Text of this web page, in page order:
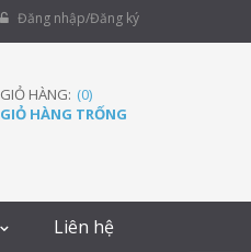
Đăng nhập/Đăng ký
GIỎ HÀNG: (0)
GIỎ HÀNG TRỐNG
Liên hệ